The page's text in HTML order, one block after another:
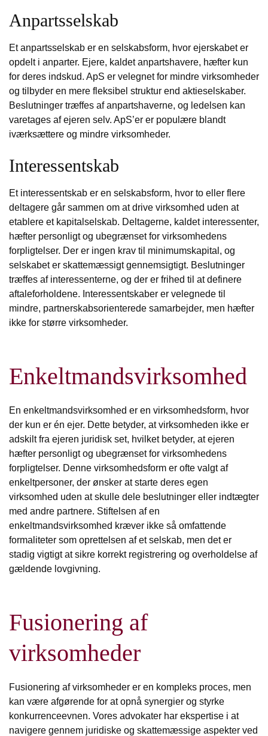
Anpartsselskab
Et anpartsselskab er en selskabsform, hvor ejerskabet er
opdelt i anparter. Ejere, kaldet anpartshavere, hæfter kun
for deres indskud. ApS er velegnet for mindre virksomheder
og tilbyder en mere fleksibel struktur end aktieselskaber.
Beslutninger træffes af anpartshaverne, og ledelsen kan
varetages af ejeren selv. ApS’er er populære blandt
iværksættere og mindre virksomheder.
Interessentskab
Et interessentskab er en selskabsform, hvor to eller flere
deltagere går sammen om at drive virksomhed uden at
etablere et kapitalselskab. Deltagerne, kaldet interessenter,
hæfter personligt og ubegrænset for virksomhedens
forpligtelser. Der er ingen krav til minimumskapital, og
selskabet er skattemæssigt gennemsigtigt. Beslutninger
træffes af interessenterne, og der er frihed til at definere
aftaleforholdene. Interessentskaber er velegnede til
mindre, partnerskabsorienterede samarbejder, men hæfter
ikke for større virksomheder.
Enkeltmandsvirksomhed
En enkeltmandsvirksomhed er en virksomhedsform, hvor
der kun er én ejer. Dette betyder, at virksomheden ikke er
adskilt fra ejeren juridisk set, hvilket betyder, at ejeren
hæfter personligt og ubegrænset for virksomhedens
forpligtelser. Denne virksomhedsform er ofte valgt af
enkeltpersoner, der ønsker at starte deres egen
virksomhed uden at skulle dele beslutninger eller indtægter
med andre partnere. Stiftelsen af en
enkeltmandsvirksomhed kræver ikke så omfattende
formaliteter som oprettelsen af et selskab, men det er
stadig vigtigt at sikre korrekt registrering og overholdelse af
gældende lovgivning.
Fusionering af
virksomheder
Fusionering af virksomheder er en kompleks proces, men
kan være afgørende for at opnå synergier og styrke
konkurrenceevnen. Vores advokater har ekspertise i at
navigere gennem juridiske og skattemæssige aspekter ved